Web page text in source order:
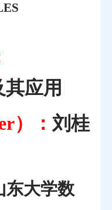
其应用
）：刘桂
东大学数